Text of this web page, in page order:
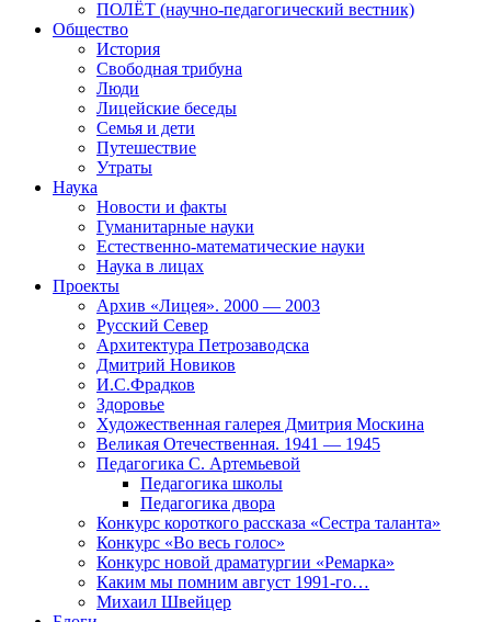
ПОЛЁТ (научно-педагогический вестник)
Общество
История
Свободная трибуна
Люди
Лицейские беседы
Семья и дети
Путешествие
Утраты
Наука
Новости и факты
Гуманитарные науки
Естественно-математические науки
Наука в лицах
Проекты
Архив «Лицея». 2000 — 2003
Русский Север
Архитектура Петрозаводска
Дмитрий Новиков
И.С.Фрадков
Здоровье
Художественная галерея Дмитрия Москина
Великая Отечественная. 1941 — 1945
Педагогика С. Артемьевой
Педагогика школы
Педагогика двора
Конкурс короткого рассказа «Сестра таланта»
Конкурс «Во весь голос»
Конкурс новой драматургии «Ремарка»
Каким мы помним август 1991-го…
Михаил Швейцер